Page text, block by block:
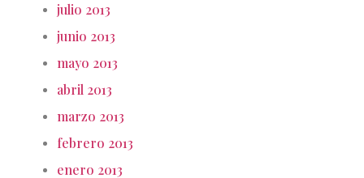
julio 2013
junio 2013
mayo 2013
abril 2013
marzo 2013
febrero 2013
enero 2013